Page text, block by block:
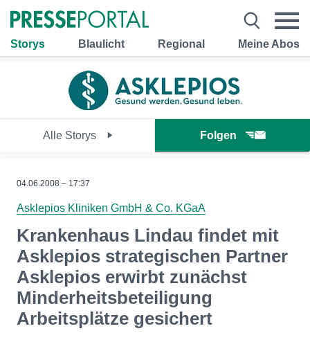
Storys Blaulicht Regional Meine Abos
Alle Storys Folgen
04.06.2008 – 17:37
Asklepios Kliniken GmbH & Co. KGaA
Krankenhaus Lindau findet mit
Asklepios strategischen Partner
Asklepios erwirbt zunächst
Minderheitsbeteiligung
Arbeitsplätze gesichert